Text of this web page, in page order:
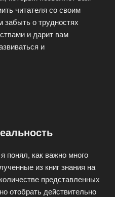
читателя со своим
забыть о трудностях
и дарит вам
и
понял, как важно много
из книг знания на
представленных
отобрать действительно